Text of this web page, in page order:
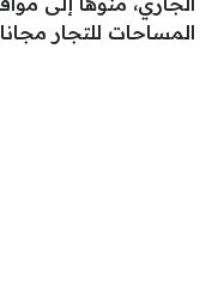
المساحات للتجار